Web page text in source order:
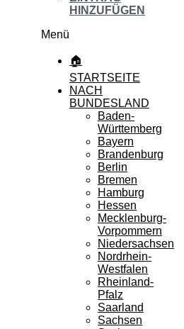
HINZUFÜGEN
Menü
🏠
STARTSEITE
NACH
BUNDESLAND
Baden-
Württemberg
Bayern
Brandenburg
Berlin
Bremen
Hamburg
Hessen
Mecklenburg-
Vorpommern
Niedersachsen
Nordrhein-
Westfalen
Rheinland-
Pfalz
Saarland
Sachsen